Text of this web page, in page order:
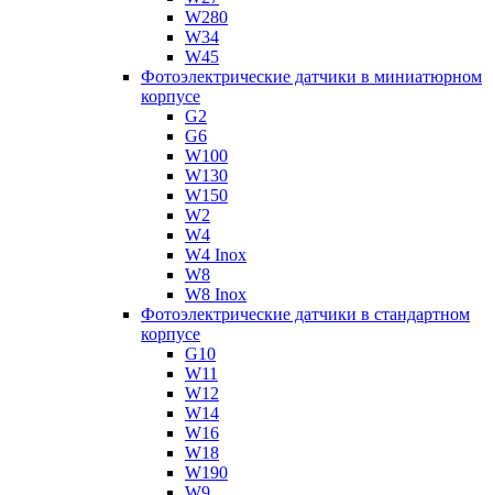
W280
W34
W45
Фотоэлектрические датчики в миниатюрном
корпусе
G2
G6
W100
W130
W150
W2
W4
W4 Inox
W8
W8 Inox
Фотоэлектрические датчики в стандартном
корпусе
G10
W11
W12
W14
W16
W18
W190